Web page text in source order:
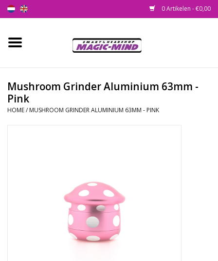
0 Artikelen - €0,00
Home
Smartshop
Mushroom Grinder Aluminium 63mm -
Pink
HOME/ MUSHROOM GRINDER ALUMINIUM 63MM - PINK